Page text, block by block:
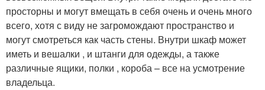
просторны и могут вмещать в себя очень и очень много
всего, хотя с виду не загромождают пространство и
могут смотреться как часть стены. Внутри шкаф может
иметь и вешалки , и штанги для одежды, а также
различные ящики, полки , короба – все на усмотрение
владельца.